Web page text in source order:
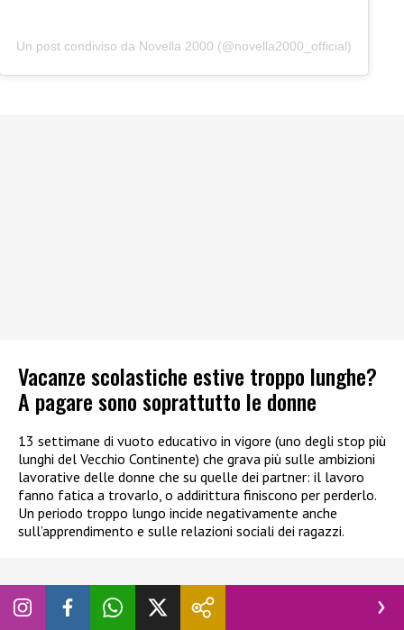
Un post condiviso da Novella 2000 (@novella2000_official)
Vacanze scolastiche estive troppo lunghe?
A pagare sono soprattutto le donne
13 settimane di vuoto educativo in vigore (uno degli stop più
lunghi del Vecchio Continente) che grava più sulle ambizioni
lavorative delle donne che su quelle dei partner: il lavoro
fanno fatica a trovarlo, o addirittura finiscono per perderlo.
Un periodo troppo lungo incide negativamente anche
sull’apprendimento e sulle relazioni sociali dei ragazzi.